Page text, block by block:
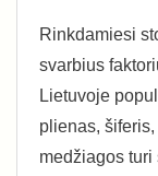
Rinkdamiesi
svarbius
Lietuvoje
plienas,
medžiagos turi